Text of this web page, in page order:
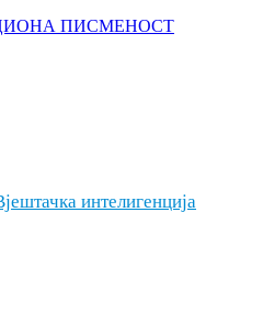
ПИСМЕНОСТ
интелигенција